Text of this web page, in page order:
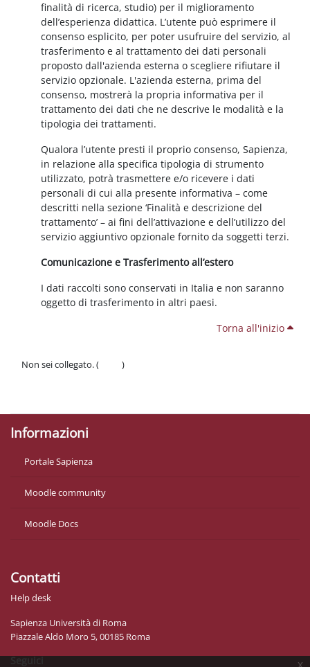
x
finalità di ricerca, studio) per il miglioramento
dell’esperienza didattica. L’utente può esprimere il
consenso esplicito, per poter usufruire del servizio, al
trasferimento e al trattamento dei dati personali
proposto dall'azienda esterna o scegliere rifiutare il
servizio opzionale. L'azienda esterna, prima del
consenso, mostrerà la propria informativa per il
trattamento dei dati che ne descrive le modalità e la
tipologia dei trattamenti.
Qualora l’utente presti il proprio consenso, Sapienza,
in relazione alla specifica tipologia di strumento
utilizzato, potrà trasmettere e/o ricevere i dati
personali di cui alla presente informativa – come
descritti nella sezione ‘Finalità e descrizione del
trattamento’ – ai fini dell’attivazione e dell’utilizzo del
servizio aggiuntivo opzionale fornito da soggetti terzi.
Comunicazione e Trasferimento all’estero
I dati raccolti sono conservati in Italia e non saranno
oggetto di trasferimento in altri paesi.
Torna all'inizio
Non sei collegato. (
)
Informazioni
Portale Sapienza
Moodle community
Moodle Docs
Contatti
Help desk
Sapienza Università di Roma
Piazzale Aldo Moro 5, 00185 Roma
Seguici